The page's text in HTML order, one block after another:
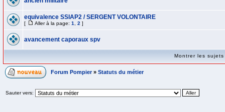
equivalence SSIAP2 / SERGENT VOLONTAIRE
[ Aller à la page: 1 2 ]
avancement caporaux spv
Montrer les
Forum Pompier » Statuts du métier
Sauter vers: